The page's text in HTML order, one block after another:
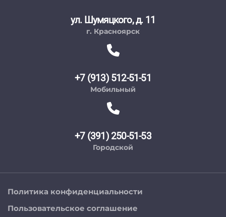
ул. Шумяцкого, д. 11
г. Красноярск
+7 (913) 512-51-51
Мобильный
+7 (391) 250-51-53
Городской
Политика конфиденциальности
Пользовательское соглашение